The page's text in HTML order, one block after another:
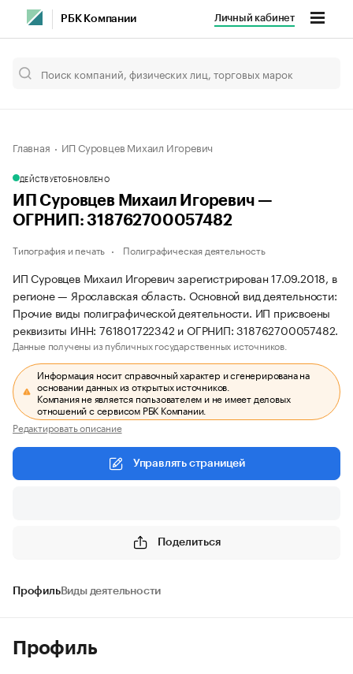
РБК Компании Личный кабинет
Главная ИП Суровцев Михаил Игоревич
ДЕЙСТВУЕТОБНОВЛЕНО
ИП Суровцев Михаил Игоревич —
ОГРНИП: 318762700057482
Типография и печать Полиграфическая деятельность
ИП Суровцев Михаил Игоревич зарегистрирован 17.09.2018, в
регионе — Ярославская область. Основной вид деятельности:
Прочие виды полиграфической деятельности. ИП присвоены
реквизиты ИНН: 761801722342 и ОГРНИП: 318762700057482.
Данные получены из публичных государственных источников.
Информация носит справочный характер и сгенерирована на
основании данных из открытых источников.
Компания не является пользователем и не имеет деловых
отношений с сервисом РБК Компании.
Редактировать описание
Управлять страницей
Поделиться
ПрофильВиды деятельности
Профиль